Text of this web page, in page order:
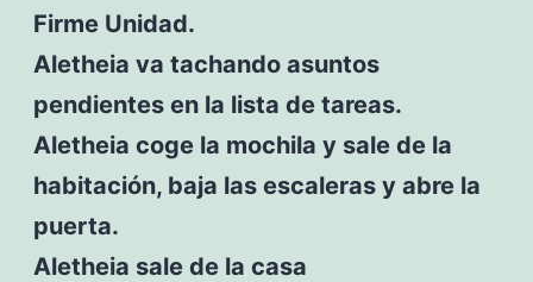
Firme Unidad.
Aletheia va tachando asuntos
pendientes en la lista de tareas.
Aletheia coge la mochila y sale de la
habitación, baja las escaleras y abre la
puerta.
Aletheia sale de la casa